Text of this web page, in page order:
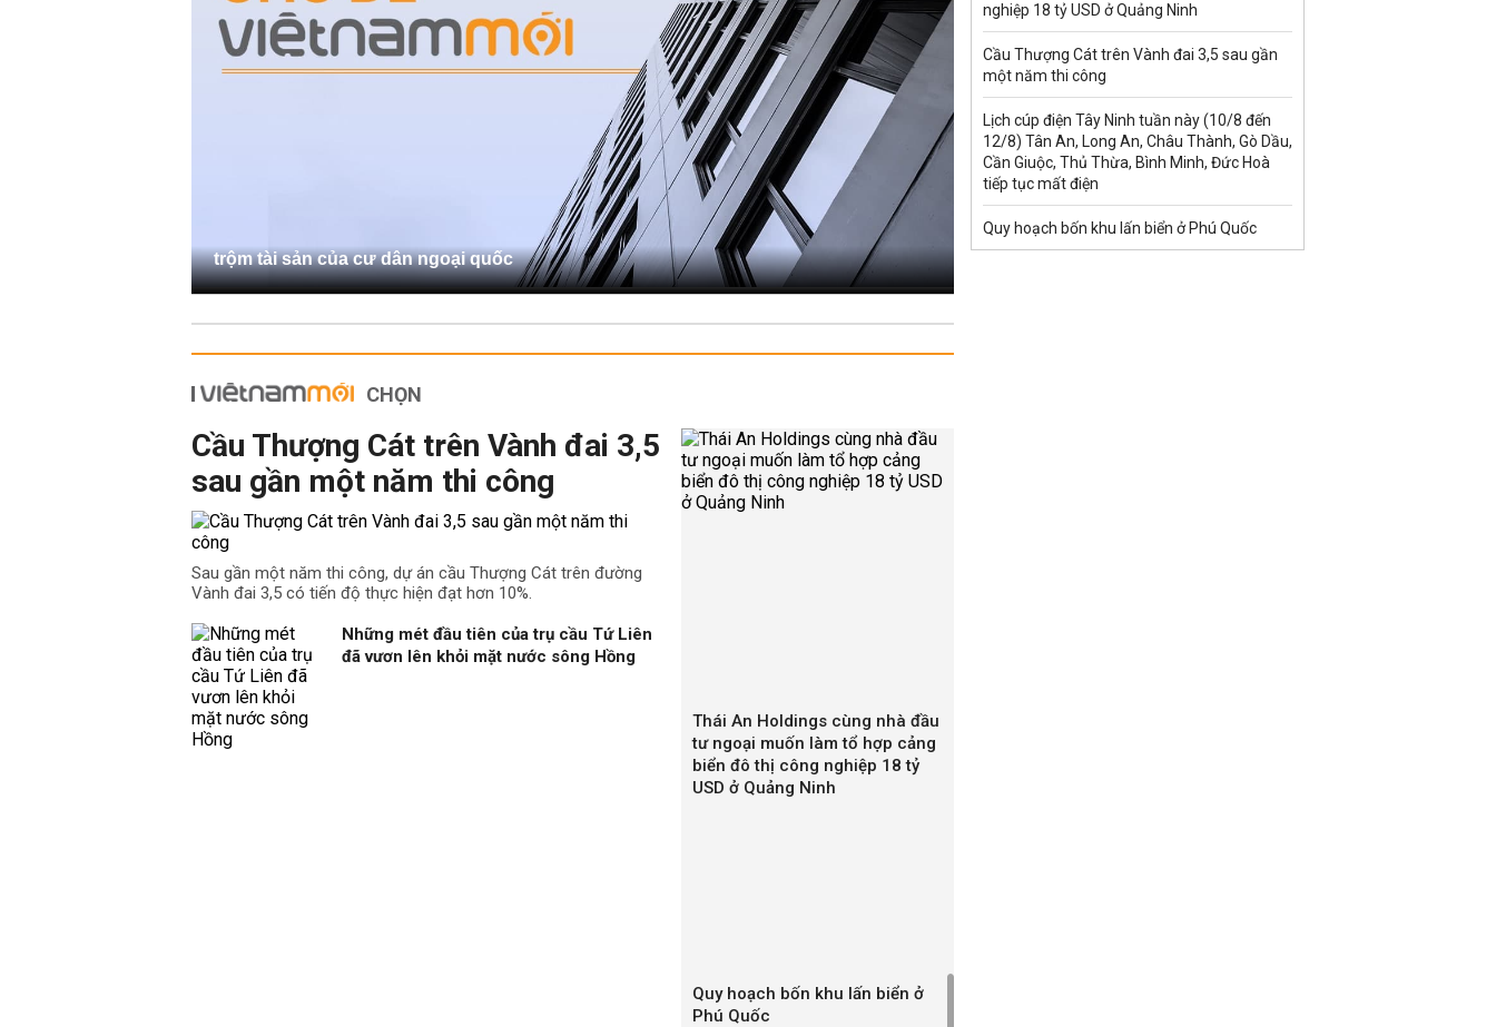
trộm tài sản của cư dân ngoại quốc
CHỌN
Cầu Thượng Cát trên Vành đai 3,5
sau gần một năm thi công
Sau gần một năm thi công, dự án cầu Thượng Cát trên đường
Vành đai 3,5 có tiến độ thực hiện đạt hơn 10%.
Những mét đầu tiên của trụ cầu Tứ Liên
đã vươn lên khỏi mặt nước sông Hồng
Thái An Holdings cùng nhà đầu
tư ngoại muốn làm tổ hợp cảng
biển đô thị công nghiệp 18 tỷ
USD ở Quảng Ninh
Quy hoạch bốn khu lấn biển ở
Phú Quốc
nghiệp 18 tỷ USD ở Quảng Ninh
Cầu Thượng Cát trên Vành đai 3,5 sau gần
một năm thi công
Lịch cúp điện Tây Ninh tuần này (10/8 đến
12/8) Tân An, Long An, Châu Thành, Gò Dầu,
Cần Giuộc, Thủ Thừa, Bình Minh, Đức Hoà
tiếp tục mất điện
Quy hoạch bốn khu lấn biển ở Phú Quốc